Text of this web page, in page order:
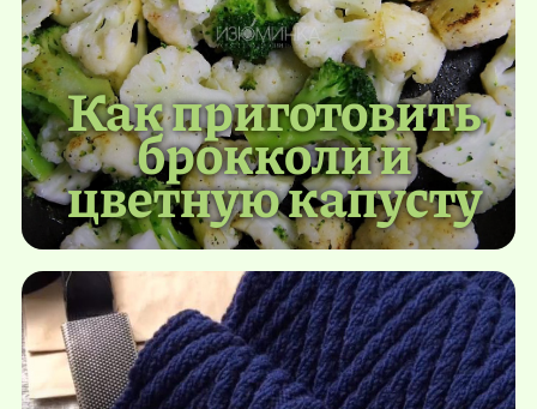
Как приготовить
брокколи и
цветную капусту